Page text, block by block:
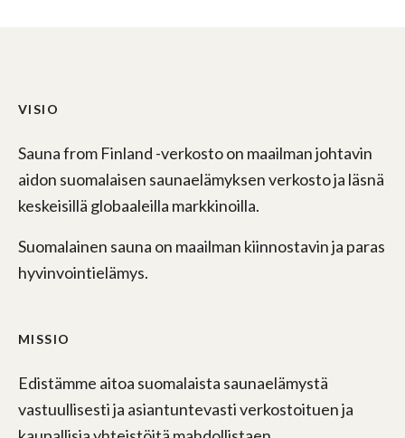
VISIO
Sauna from Finland -verkosto on maailman johtavin
aidon suomalaisen saunaelämyksen verkosto ja läsnä
keskeisillä globaaleilla markkinoilla.
Suomalainen sauna on maailman kiinnostavin ja paras
hyvinvointielämys.
MISSIO
Edistämme aitoa suomalaista saunaelämystä
vastuullisesti ja asiantuntevasti verkostoituen ja